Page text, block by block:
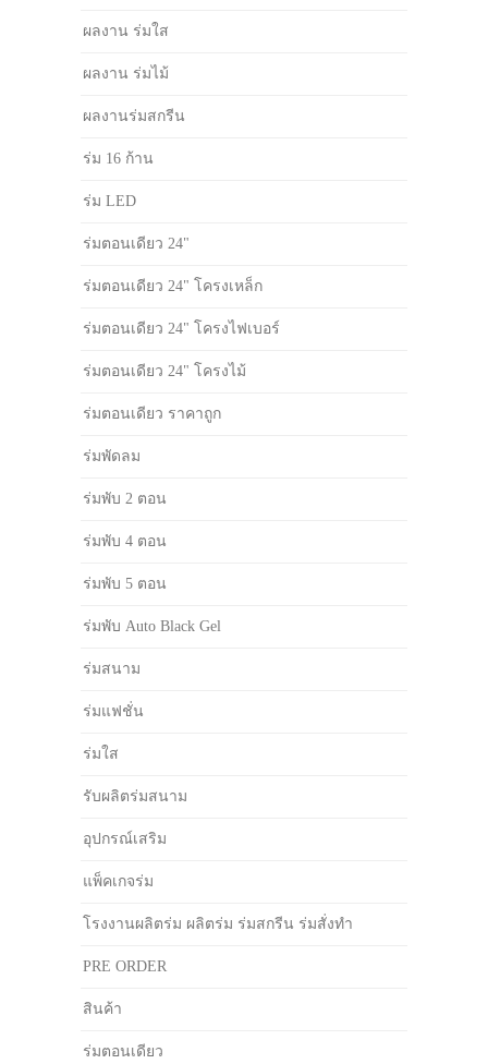
ผลงาน ร่มใส
ผลงาน ร่มไม้
ผลงานร่มสกรีน
ร่ม 16 ก้าน
ร่ม LED
ร่มตอนเดียว 24"
ร่มตอนเดียว 24" โครงเหล็ก
ร่มตอนเดียว 24" โครงไฟเบอร์
ร่มตอนเดียว 24" โครงไม้
ร่มตอนเดียว ราคาถูก
ร่มพัดลม
ร่มพับ 2 ตอน
ร่มพับ 4 ตอน
ร่มพับ 5 ตอน
ร่มพับ Auto Black Gel
ร่มสนาม
ร่มแฟชั่น
ร่มใส
รับผลิตร่มสนาม
อุปกรณ์เสริม
แพ็คเกจร่ม
โรงงานผลิตร่ม ผลิตร่ม ร่มสกรีน ร่มสั่งทำ
PRE ORDER
สินค้า
ร่มตอนเดียว